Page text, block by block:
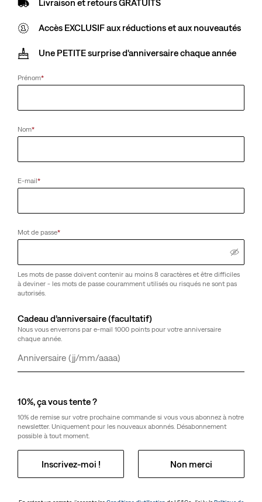
price
Stretch faible (1-20 %)
Longueur
32
Ce qu’en pensent les clientsEst très grand
Guide des tailles
Sélectionner la quantité
Livraison gratuitepour les membres Red Tab™ ou au-delà de CHF 85
d’achat.
À Propos De Ce Style
Livraison et retours GRATUITS
Accès EXCLUSIF aux réductions et aux nouveautés
Une PETITE surprise d'anniversaire chaque année
Prénom*
Nom*
E-mail*
Mot de passe*
Les mots de passe doivent contenir au moins 8 caractères et être difficiles
à deviner - les mots de passe couramment utilisés ou risqués ne sont pas
autorisés.
Cadeau d’anniversaire (facultatif)
Nous vous enverrons par e-mail 1000 points pour votre anniversaire
chaque année.
Jour
Mois
Année
10%, ça vous tente ?
10% de remise sur votre prochaine commande si vous vous abonnez à notre
newsletter. Uniquement pour les nouveaux abonnés. Désabonnement
possible à tout moment.
Inscrivez-moi ! Non merci